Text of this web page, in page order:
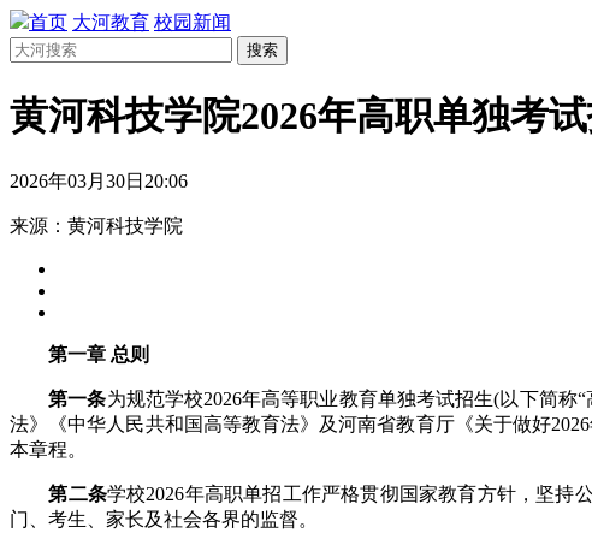
首页 大河教育 校园新闻
搜索
黄河科技学院2026年高职单独考
2026年03月30日20:06
来源：黄河科技学院
第一章 总则
第一条为规范学校2026年高等职业教育单独考试招生(以下简
法》《中华人民共和国高等教育法》及河南省教育厅《关于做好
本章程。
第二条学校2026年高职单招工作严格贯彻国家教育方针，坚
门、考生、家长及社会各界的监督。